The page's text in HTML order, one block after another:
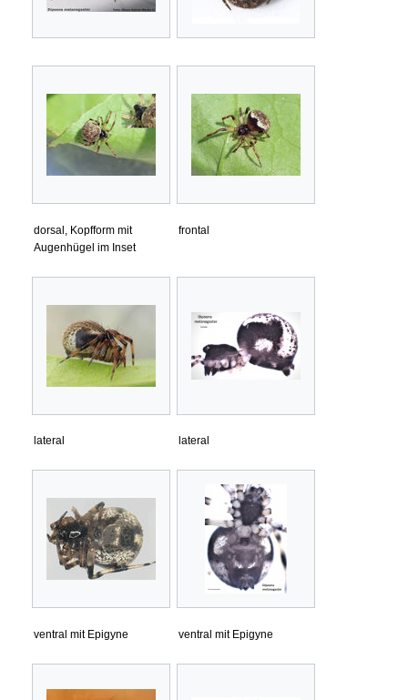
dorsal, Kopfform mit
Augenhügel im Inset
frontal
lateral lateral
ventral mit Epigyne ventral mit Epigyne